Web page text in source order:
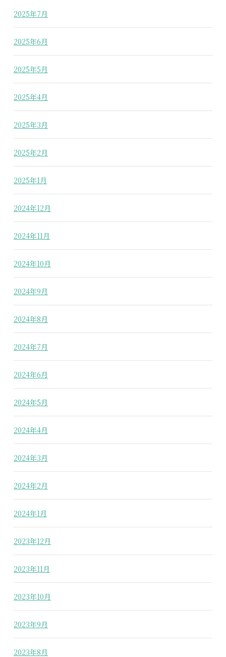
2025年7月
2025年6月
2025年5月
2025年4月
2025年3月
2025年2月
2025年1月
2024年12月
2024年11月
2024年10月
2024年9月
2024年8月
2024年7月
2024年6月
2024年5月
2024年4月
2024年3月
2024年2月
2024年1月
2023年12月
2023年11月
2023年10月
2023年9月
2023年8月